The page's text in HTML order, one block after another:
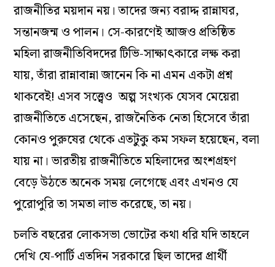
রাজনীতির ময়দান নয়। তাদের জন্য বরাদ্দ রান্নাঘর,
সন্তানজন্ম ও পালন। সে-কারণেই আজও প্রতিষ্ঠিত
মহিলা রাজনীতিবিদদের টিভি-সাক্ষাৎকারে লক্ষ করা
যায়, তাঁরা রান্নাবান্না জানেন কি না এমন একটা প্রশ্ন
থাকবেই! এসব সত্ত্বেও অল্প সংখ্যক যেসব মেয়েরা
রাজনীতিতে এসেছেন, রাজনৈতিক নেতা হিসেবে তাঁরা
কোনও পুরুষের থেকে এতটুকু কম সফল হয়েছেন, বলা
যায় না। ভারতীয় রাজনীতিতে মহিলাদের অংশগ্রহণ
বেড়ে উঠতে অনেক সময় লেগেছে এবং এখনও যে
পুরোপুরি তা সমতা লাভ করেছে, তা নয়।
চলতি বছরের লোকসভা ভোটের কথা ধরি যদি তাহলে
দেখি যে-পার্টি এতদিন সরকারে ছিল তাদের প্রার্থী